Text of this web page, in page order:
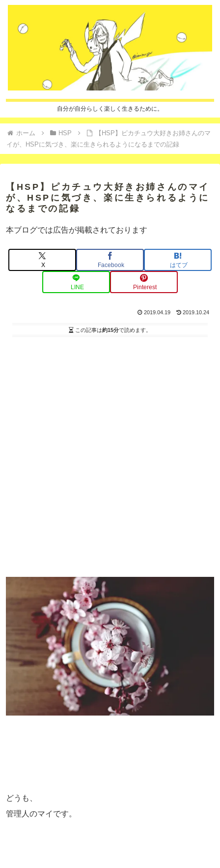
自分が自分らしく楽しく生きるために。
ホーム HSP
【HSP】ピカチュウ大好きお姉さんのマ
イが、HSPに気づき、楽に生きられるようになるまでの記録
【HSP】ピカチュウ大好きお姉さんのマイ
が、HSPに気づき、楽に生きられるように
なるまでの記録
本ブログでは広告が掲載されております
X Facebook はてブ
LINE Pinterest
2019.04.19 2019.10.24
この記事は約15分で読めます。
どうも、
管理人のマイです。